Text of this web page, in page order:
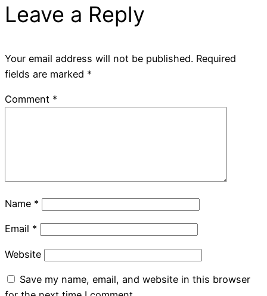
Leave a Reply
Your email address will not be published. Required
fields are marked *
Comment *
Name *
Email *
Website
Save my name, email, and website in this browser